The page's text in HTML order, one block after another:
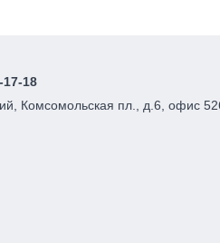
17-18
Комсомольская пл., д.6, офис